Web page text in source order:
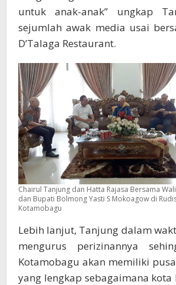
untuk anak-anak” ungkap
sejumlah awak media usai
D’Talaga Restaurant.
Chairul Tanjung dan Hatta Rajasa Bersama
dan Bupati Bolmong Yasti S Mokoagow di
Kotamobagu
Lebih lanjut, Tanjung dalam
mengurus perizinannya
Kotamobagu akan memiliki
yang lengkap sebagaimana